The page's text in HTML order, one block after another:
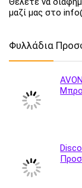
μαζί μας στο
Φυλλάδια